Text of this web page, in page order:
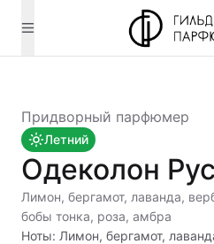
Придворный парфюмер
Летний
Одеколон
Лимон, бергамот, лаванда,
бобы тонка, роза, амбра
Ноты: Лимон, бергамот,